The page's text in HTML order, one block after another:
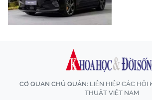
CƠ QUAN CHỦ QUẢN: LIÊN HIỆP CÁC HỘI
THUẬT VIỆT NAM